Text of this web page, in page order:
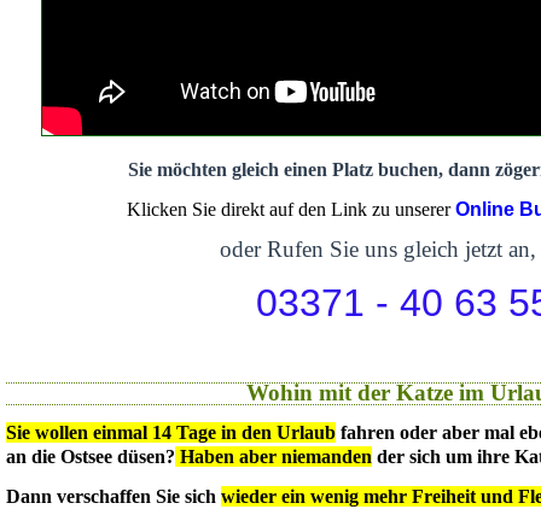
Sie möchten gleich einen Platz buchen, dann
Klicken Sie direkt auf den Link zu unsererOnline
oder Rufen Sie uns gleich jetzt an,
03371 - 40 63
Wohin mit der Katze im
Sie wollen einmal 14 Tage in den Urlaub fahren oder aber mal
an die Ostsee düsen? Haben aber niemanden der sich um ihre
Dann verschaffen Sie sich wieder ein wenig mehr Freiheit und